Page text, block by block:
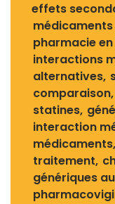
effets
pharmacie
interactions
alternatives
comparaison
statines
interaction
médicaments
traitement
génériques